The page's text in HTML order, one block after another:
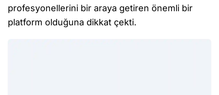
profesyonellerini bir araya getiren önemli bir
platform olduğuna dikkat çekti.